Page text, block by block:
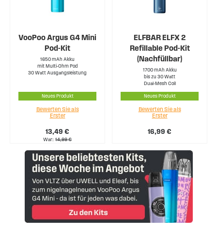
VooPoo Argus G4 Mini
Pod-Kit
1650 mAh Akku
mit Multi-Ohm Pod
30 Watt Ausgangsleistung
Neues Produkt
13,49 €
War 14,99 €
Bewerten Sie als
Erster
ELFBAR ELFX 2
Refillable Pod-Kit
(Nachfüllbar)
1700 mAh Akku
bis zu 30 Watt
Dual-Mesh Coil
Neues Produkt
16,99 €
Bewerten Sie als
Erster